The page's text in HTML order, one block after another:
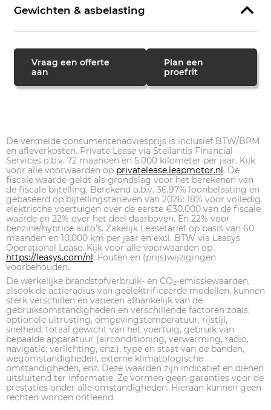
Gewichten & asbelasting
Vraag een offerte
aan
Plan een
proefrit
De vermelde consumentenadviesprijs is inclusief BTW/BPM
en afleverkosten. Private Lease via Stellantis Financial
Services o.b.v. 72 maanden en 5.000 kilometer per jaar. Kijk
voor alle voorwaarden op privatelease.leapmotor.nl. De
fiscale waarde geldt als grondslag voor het berekenen van
de fiscale bijtelling. Berekend o.b.v. 36,97% loonbelasting en
gebaseerd op bijtellingstarieven van 2026: 18% voor volledig
elektrische voertuigen over de eerste €30.000 van de fiscale
waarde en 22% over het deel daarboven. En 22% voor
benzine/hybride auto’s. Zakelijk Leasetarief op basis van 60
maanden en 10.000 km per jaar en excl. BTW via Leasys
Operational Lease. Kijk voor alle voorwaarden op
https://leasys.com/nl. Fouten en (prijs)wijzigingen
voorbehouden.
De werkelijke brandstofverbruik- en CO₂-emissiewaarden,
alsook de actieradius van geëlektrificeerde modellen, kunnen
sterk verschillen en variëren afhankelijk van de
gebruiksomstandigheden en verschillende factoren zoals:
optionele uitrusting, omgevingstemperatuur, rijstijl,
snelheid, totaal gewicht van het voertuig, gebruik van
bepaalde apparatuur (airconditioning, verwarming, radio,
navigatie, verlichting, enz.), type en staat van de banden,
wegomstandigheden, externe klimatologische
omstandigheden, enz. Deze waarden zijn indicatief en dienen
uitsluitend ter informatie. Ze vormen geen garanties voor de
prestaties onder alle omstandigheden. Hieraan kunnen geen
rechten worden ontleend.